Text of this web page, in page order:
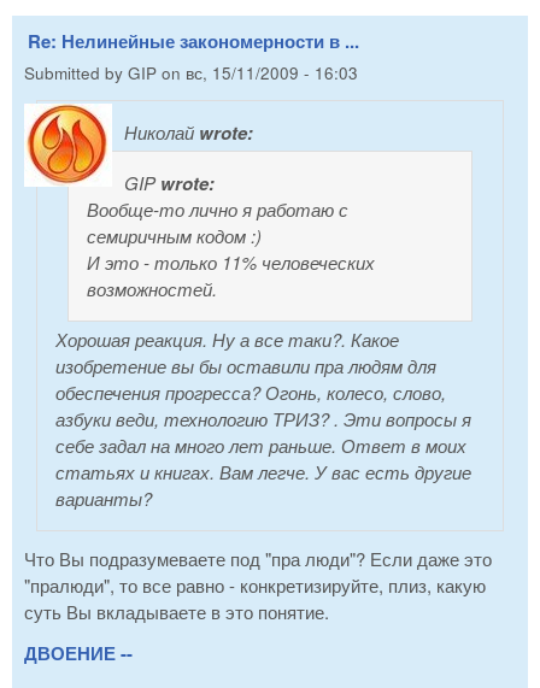
Re: Нелинейные закономерности в ...
Submitted by GIP on вс, 15/11/2009 - 16:03
Николай wrote:
GIPwrote:
Вообще-то лично я работаю с
семиричным кодом :)
И это - только 11% человеческих
возможностей.
Хорошая реакция. Ну а все таки?. Какое
изобретение вы бы оставили пра людям для
обеспечения прогресса? Огонь, колесо, слово,
азбуки веди, технологию ТРИЗ? . Эти вопросы я
себе задал на много лет раньше. Ответ в моих
статьях и книгах. Вам легче. У вас есть другие
варианты?
Что Вы подразумеваете под "пра люди"? Если даже это
"пралюди", то все равно - конкретизируйте, плиз, какую
суть Вы вкладываете в это понятие.
ДВОЕНИЕ --